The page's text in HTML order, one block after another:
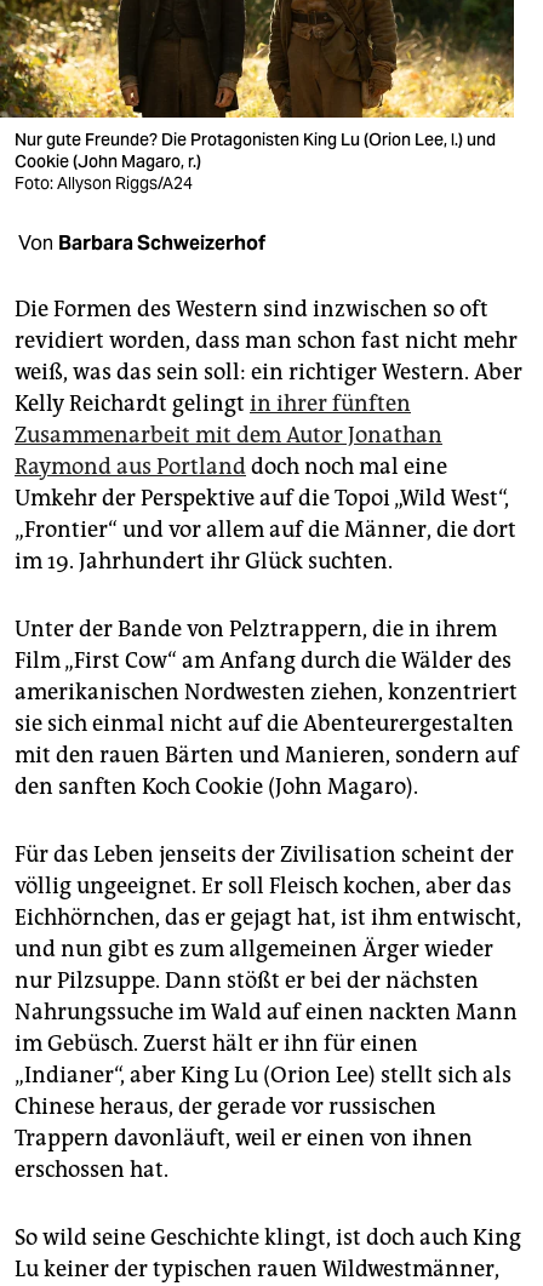
wahrheit
verlag
verlag
veranstaltungen
unterstützen
abo
genossenschaft
epaper login
Nur gute Freunde? Die Protagonisten King Lu (Orion Lee, l.) und
Cookie (John Magaro, r.)
Foto: Allyson Riggs/A24
Von Barbara Schweizerhof
Die Formen des Western sind inzwischen so oft
revidiert worden, dass man schon fast nicht mehr
weiß, was das sein soll: ein richtiger Western. Aber
Kelly Reichardt gelingt in ihrer fünften
Zusammenarbeit mit dem Autor Jonathan
Raymond aus Portlanddoch noch mal eine
Umkehr der Perspektive auf die Topoi „Wild West“,
„Frontier“ und vor allem auf die Männer, die dort
im 19. Jahrhundert ihr Glück suchten.
Unter der Bande von Pelztrappern, die in ihrem
Film „First Cow“ am Anfang durch die Wälder des
amerikanischen Nordwesten ziehen, konzentriert
sie sich einmal nicht auf die Abenteurergestalten
mit den rauen Bärten und Manieren, sondern auf
den sanften Koch Cookie (John Magaro).
Für das Leben jenseits der Zivilisation scheint der
völlig ungeeignet. Er soll Fleisch kochen, aber das
Eichhörnchen, das er gejagt hat, ist ihm entwischt,
und nun gibt es zum allgemeinen Ärger wieder
nur Pilzsuppe. Dann stößt er bei der nächsten
Nahrungssuche im Wald auf einen nackten Mann
im Gebüsch. Zuerst hält er ihn für einen
„Indianer“, aber King Lu (Orion Lee) stellt sich als
Chinese heraus, der gerade vor russischen
Trappern davonläuft, weil er einen von ihnen
erschossen hat.
So wild seine Geschichte klingt, ist doch auch King
Lu keiner der typischen rauen Wildwestmänner,